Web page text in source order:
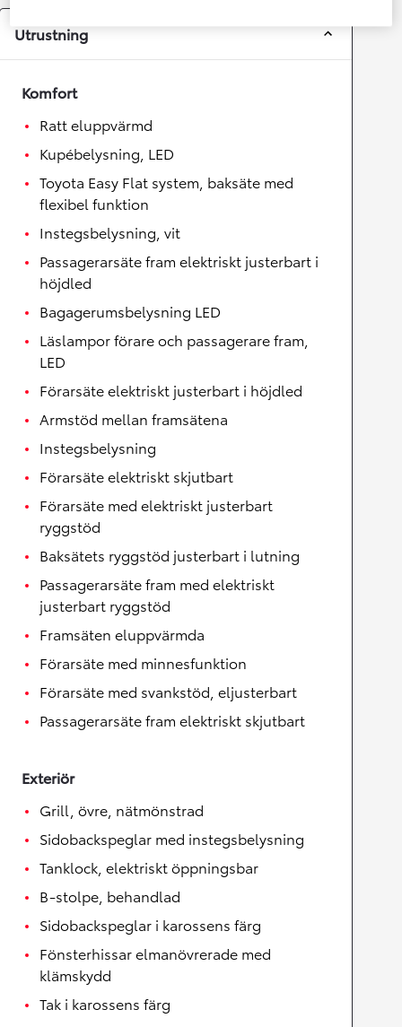
Utrustning
Komfort
Ratt eluppvärmd
Kupébelysning, LED
Toyota Easy Flat system, baksäte med
flexibel funktion
Instegsbelysning, vit
Passagerarsäte fram elektriskt justerbart i
höjdled
Bagagerumsbelysning LED
Läslampor förare och passagerare fram,
LED
Förarsäte elektriskt justerbart i höjdled
Armstöd mellan framsätena
Instegsbelysning
Förarsäte elektriskt skjutbart
Förarsäte med elektriskt justerbart
ryggstöd
Baksätets ryggstöd justerbart i lutning
Passagerarsäte fram med elektriskt
justerbart ryggstöd
Framsäten eluppvärmda
Förarsäte med minnesfunktion
Förarsäte med svankstöd, eljusterbart
Passagerarsäte fram elektriskt skjutbart
Exteriör
Grill, övre, nätmönstrad
Sidobackspeglar med instegsbelysning
Tanklock, elektriskt öppningsbar
B-stolpe, behandlad
Sidobackspeglar i karossens färg
Fönsterhissar elmanövrerade med
klämskydd
Tak i karossens färg